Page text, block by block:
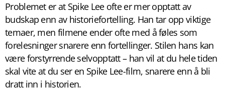
Problemet er at Spike Lee ofte er mer opptatt av
budskap enn av historiefortelling. Han tar opp viktige
temaer, men filmene ender ofte med å føles som
forelesninger snarere enn fortellinger. Stilen hans kan
være forstyrrende selvopptatt – han vil at du hele tiden
skal vite at du ser en Spike Lee-film, snarere enn å bli
dratt inn i historien.